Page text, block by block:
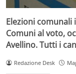
Elezioni comunali
Comuni al voto,
Avellino. Tutti i
Redazione Desk